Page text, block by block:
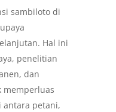
sambiloto di
Hal ini
penelitian
dan
memperluas
antara petani,